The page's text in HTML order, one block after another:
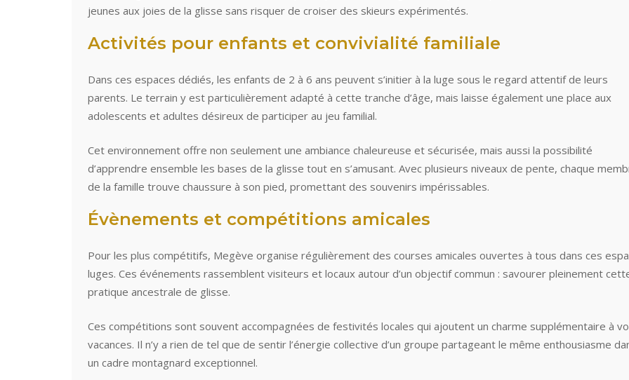
jeunes aux joies de la glisse sans risquer de croiser des skieurs expérimentés.
Activités pour enfants et convivialité familiale
Dans ces espaces dédiés, les enfants de 2 à 6 ans peuvent s’initier à la luge sous le regard attentif de leurs
parents. Le terrain y est particulièrement adapté à cette tranche d’âge, mais laisse également une place aux
adolescents et adultes désireux de participer au jeu familial.
Cet environnement offre non seulement une ambiance chaleureuse et sécurisée, mais aussi la possibilité
d’apprendre ensemble les bases de la glisse tout en s’amusant. Avec plusieurs niveaux de pente, chaque
de la famille trouve chaussure à son pied, promettant des souvenirs impérissables.
Évènements et compétitions amicales
Pour les plus compétitifs, Megève organise régulièrement des courses amicales ouvertes à tous dans ces
luges. Ces événements rassemblent visiteurs et locaux autour d’un objectif commun : savourer pleinement
pratique ancestrale de glisse.
Ces compétitions sont souvent accompagnées de festivités locales qui ajoutent un charme supplémentaire à
vacances. Il n’y a rien de tel que de sentir l’énergie collective d’un groupe partageant le même enthousiasme
un cadre montagnard exceptionnel.